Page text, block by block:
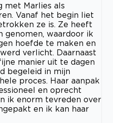
met Marlies als
Vanaf het begin liet
ze is. Ze heeft
genomen, waardoor ik
hoefde te maken en
verlicht. Daarnaast
manier uit te dagen
begeleid in mijn
proces. Haar aanpak
en oprecht
ik enorm tevreden over
en ik kan haar